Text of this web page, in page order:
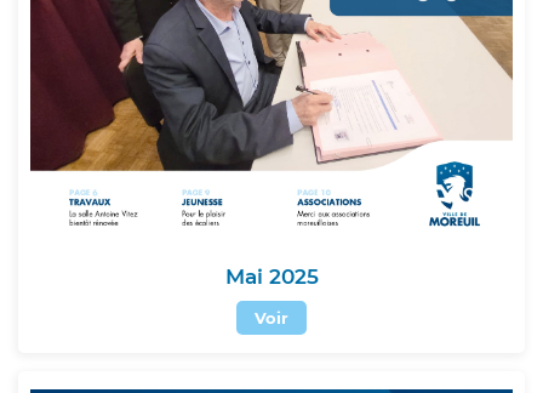
Mai 2025
Voir